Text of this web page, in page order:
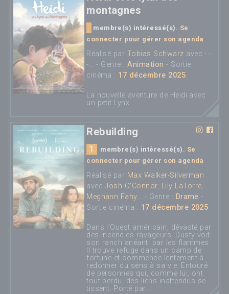
montagnes
membre(s) intéressé(s). Se
connecter pour gérer son agenda
Réalisé par Tobias Schwarz avec - -
-... - Genre :Animation - Sortie
cinéma : 17 décembre 2025
La nouvelle aventure de Heidi avec
un petit Lynx.
Rebuilding
1 membre(s) intéressé(s). Se
connecter pour gérer son agenda
Réalisé par Max Walker-Silverman
avecJosh O'Connor, Lily LaTorre,
Meghann Fahy... - Genre : Drame -
Sortie cinéma : 17 décembre 2025
Dans l’Ouest américain, dévasté par
des incendies ravageurs, Dusty voit
son ranch anéanti par les flammes.
Il trouve refuge dans un camp de
fortune et commence lentement à
redonner du sens à sa vie. Entouré
de personnes qui, comme lui, ont
tout perdu, des liens inattendus se
tissent. Porté par...